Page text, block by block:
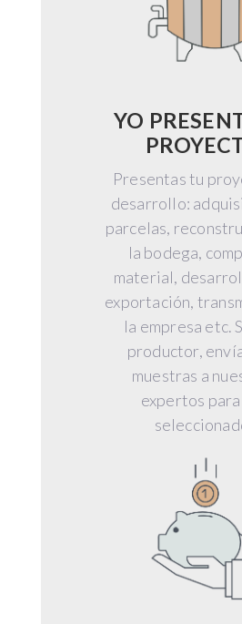
YO
Presentas tu
desarrollo:
parcelas,
la bodega,
material,
exportación,
la empresa etc.
productor,
muestras a
expertos